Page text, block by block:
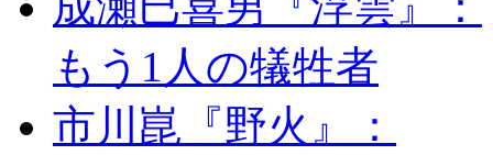
もう1人の犠牲者
市川崑『野火』：